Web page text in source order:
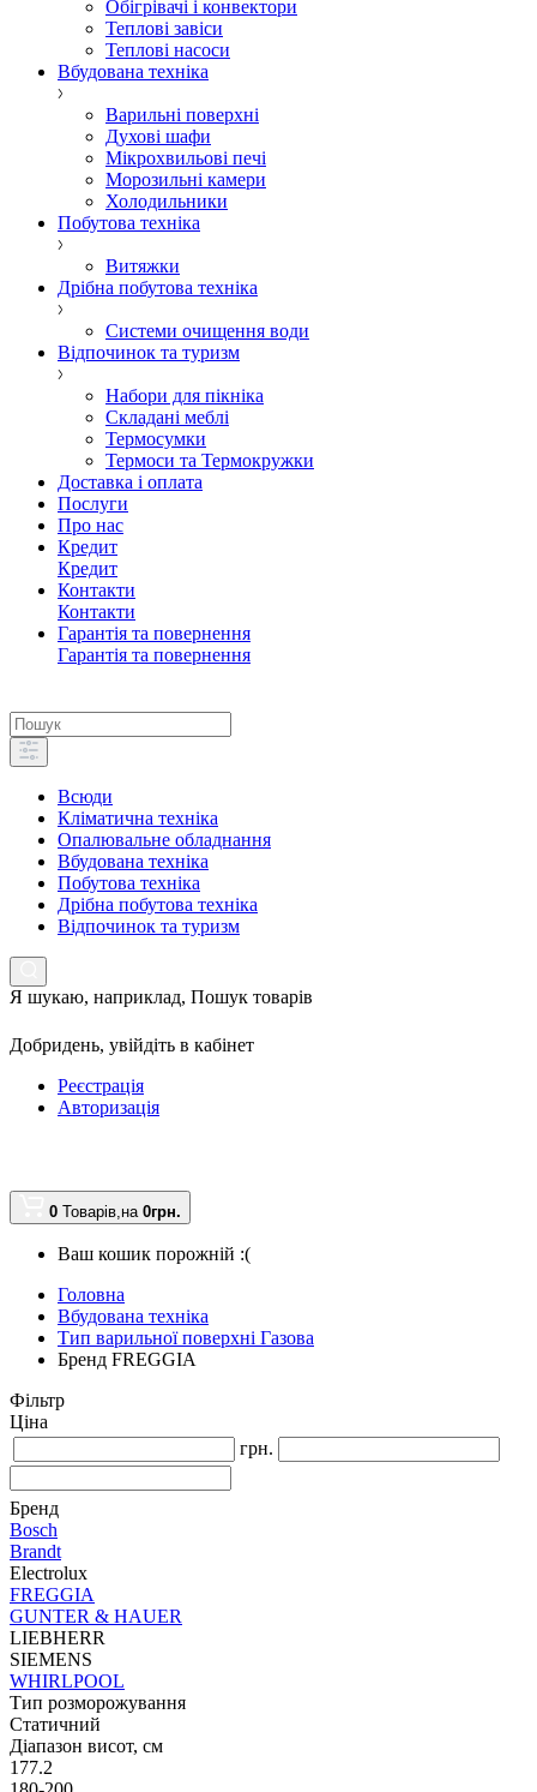
Обігрівачі і конвектори
Теплові завіси
Теплові насоси
Вбудована техніка
Варильні поверхні
Духові шафи
Мікрохвильові печі
Морозильні камери
Холодильники
Побутова техніка
Витяжки
Дрібна побутова техніка
Системи очищення води
Відпочинок та туризм
Набори для пікніка
Складані меблі
Термосумки
Термоси та Термокружки
Доставка і оплата
Послуги
Про нас
Кредит
Кредит
Контакти
Контакти
Гарантія та повернення
Гарантія та повернення
Всюди
Кліматична техніка
Опалювальне обладнання
Вбудована техніка
Побутова техніка
Дрібна побутова техніка
Відпочинок та туризм
Я шукаю, наприклад, Пошук товарів
Добридень, увійдіть в кабінет
Реєстрація
Авторизація
0 Товарів,на 0грн.
Ваш кошик порожній :(
Головна
Вбудована техніка
Тип варильної поверхні Газова
Бренд FREGGIA
Фільтр
Ціна
грн.
Бренд
Bosch
Brandt
Electrolux
FREGGIA
GUNTER & HAUER
LIEBHERR
SIEMENS
WHIRLPOOL
Тип розморожування
Статичний
Діапазон висот, см
177.2